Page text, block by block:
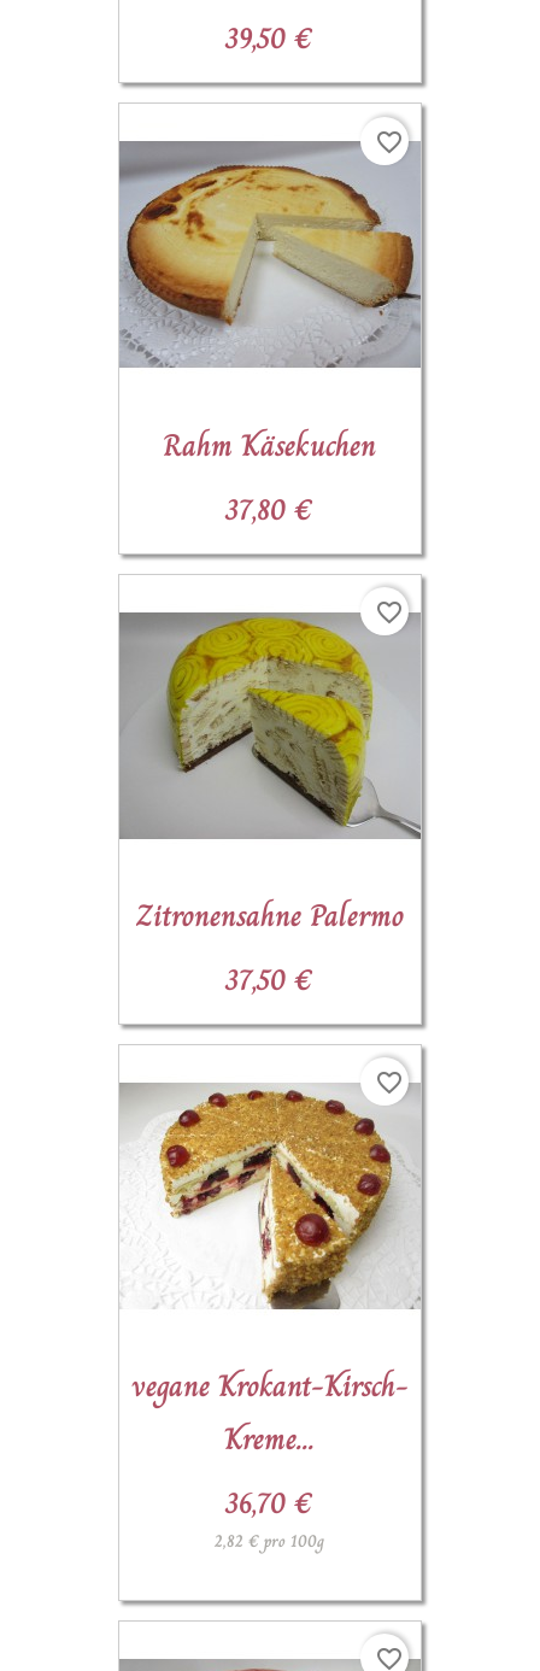
39,50 €
Rahm Käsekuchen
37,80 €
favorite_border
Zitronensahne Palermo
37,50 €
favorite_border
vegane Krokant-Kirsch-
Kreme...
36,70 €
2,82 € pro 100g
favorite_border
favorite_border